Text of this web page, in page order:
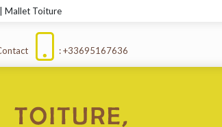
Mallet Toiture
: +33695167636